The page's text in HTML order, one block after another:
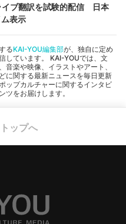
イブ翻訳を試験的配信 日本
表示
るKAI-YOU編集部が、独自に定め
しています。 KAI-YOUでは、文
楽や映像、イラストやアート、
に関する最新ニュースを毎日更新
ップカルチャーに関するインタビ
ツをお届けします。
ップへ